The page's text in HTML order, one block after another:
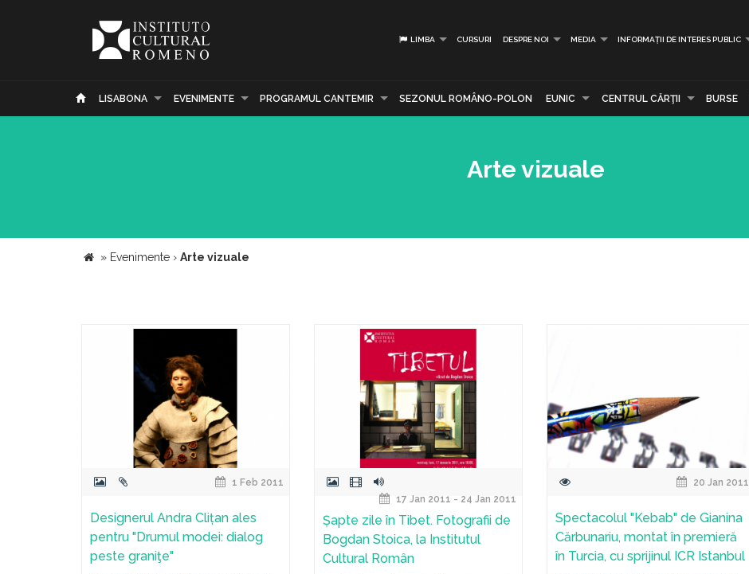
LIMBA CURSURI DESPRE NOI MEDIA INFORMAȚII DE INTERES PUBLIC
LISABONA EVENIMENTE PROGRAMUL CANTEMIR SEZONUL ROMÂNO-POLON EUNIC CENTRUL CĂRŢII BURSE
Arte vizuale
» Evenimente › Arte vizuale
1 Feb 2011
Designerul Andra Clițan ales
pentru "Drumul modei: dialog
peste graniţe"
17 Jan 2011 - 24 Jan 2011
Șapte zile în Tibet. Fotografii de
Bogdan Stoica, la Institutul
Cultural Român
20 Jan 2011
Spectacolul "Kebab" de Gianina
Cărbunariu, montat în premieră
în Turcia, cu sprijinul ICR Istanbul